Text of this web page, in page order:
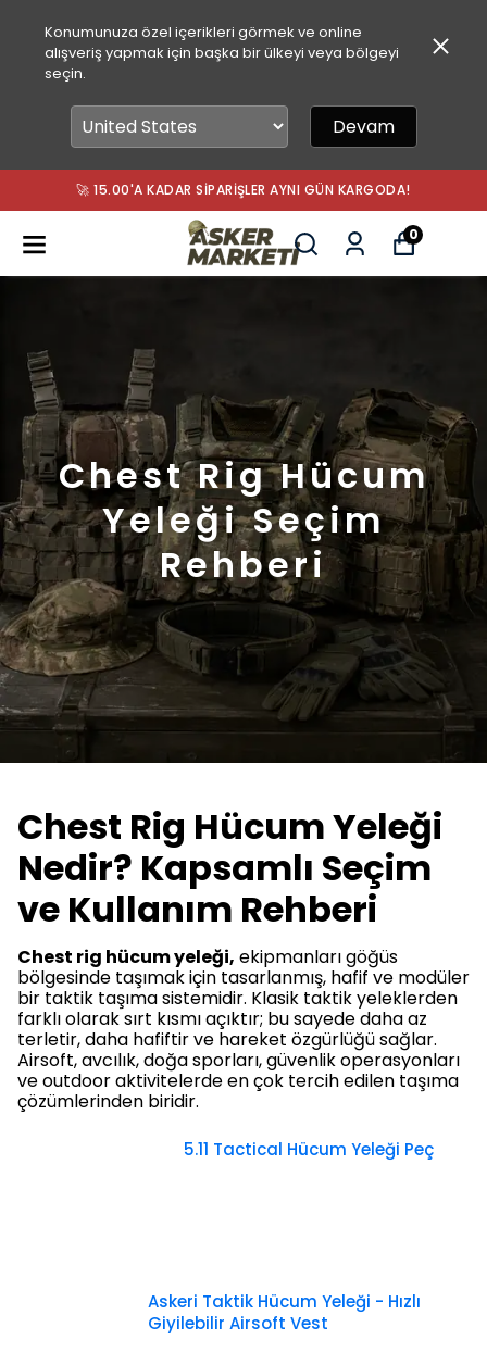
Konumunuza özel içerikleri görmek ve online
alışveriş yapmak için başka bir ülkeyi veya bölgeyi
seçin.
Devam
🚀 15.00'A KADAR SIPARIŞLER AYNI GÜN KARGODA!
0
Chest Rig Hücum
Yeleği Seçim
Rehberi
Chest Rig Hücum Yeleği
Nedir? Kapsamlı Seçim
ve Kullanım Rehberi
Chest rig hücum yeleği, ekipmanları göğüs
bölgesinde taşımak için tasarlanmış, hafif ve modüler
bir taktik taşıma sistemidir. Klasik taktik yeleklerden
farklı olarak sırt kısmı açıktır; bu sayede daha az
terletir, daha hafiftir ve hareket özgürlüğü sağlar.
Airsoft, avcılık, doğa sporları, güvenlik operasyonları
ve outdoor aktivitelerde en çok tercih edilen taşıma
çözümlerinden biridir.
5.11 Tactical Hücum Yeleği Peç
Askeri Taktik Hücum Yeleği - Hızlı
Giyilebilir Airsoft Vest